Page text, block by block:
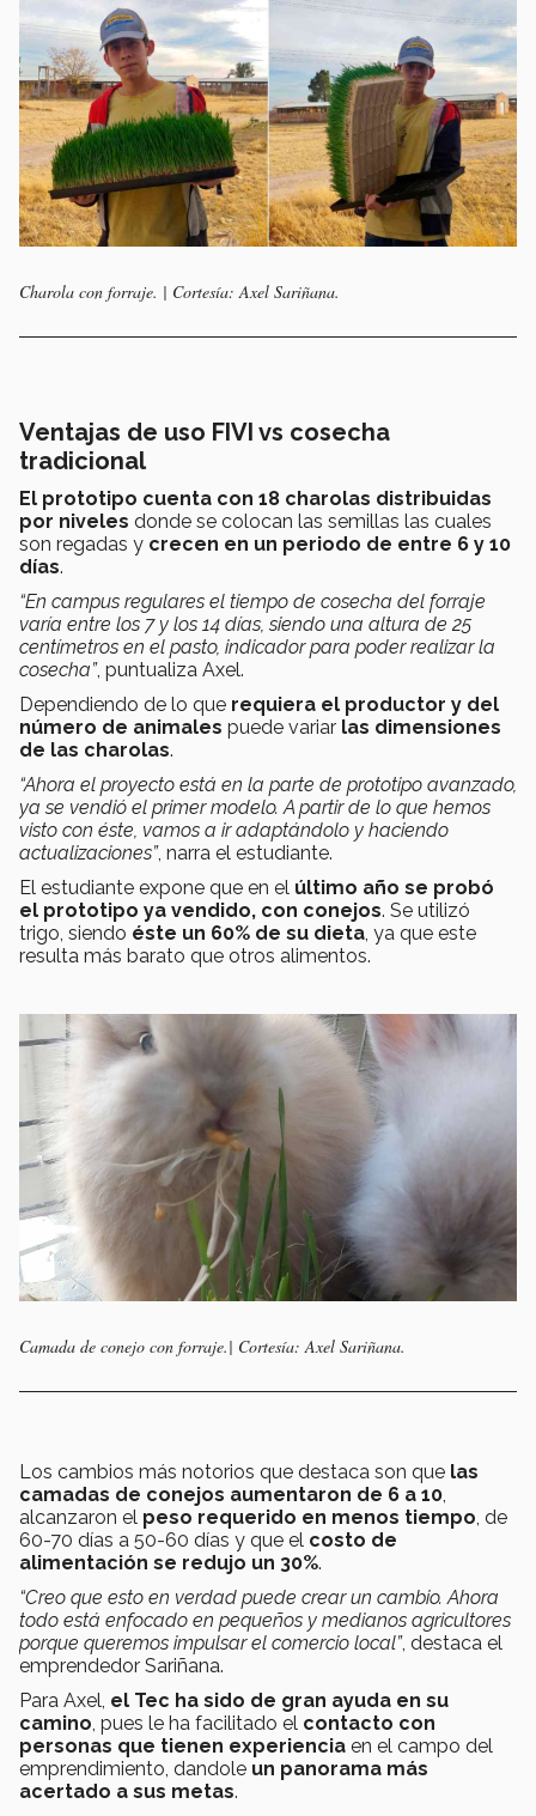
Charola con forraje. | Cortesía: Axel Sariñana.
Ventajas de uso FIVI vs cosecha
tradicional
El prototipo cuenta con 18 charolas distribuidas
por niveles donde se colocan las semillas las cuales
son regadas y crecen en un periodo de entre 6 y 10
días.
“En campus regulares el tiempo de cosecha del forraje
varía entre los 7 y los 14 días, siendo una altura de 25
centímetros en el pasto, indicador para poder realizar la
cosecha”, puntualiza Axel.
Dependiendo de lo que requiera el productor y del
número de animales puede variar las dimensiones
de las charolas.
“Ahora el proyecto está en la parte de prototipo avanzado,
ya se vendió el primer modelo. A partir de lo que hemos
visto con éste, vamos a ir adaptándolo y haciendo
actualizaciones”, narra el estudiante.
El estudiante expone que en el último año se probó
el prototipo ya vendido, con conejos. Se utilizó
trigo, siendo éste un 60% de su dieta , ya que este
resulta más barato que otros alimentos.
Camada de conejo con forraje.| Cortesía: Axel Sariñana.
Los cambios más notorios que destaca son que las
camadas de conejos aumentaron de 6 a 10
alcanzaron el peso requerido en menos tiempo , de
60-70 días a 50-60 días y que el costo de
alimentación se redujo un 30%.
“Creo que esto en verdad puede crear un cambio. Ahora
todo está enfocado en pequeños y medianos agricultores
porque queremos impulsar el comercio local”, destaca el
emprendedor Sariñana.
Para Axel, el Tec ha sido de gran ayuda en su
camino , pues le ha facilitado el contacto con
personas que tienen experiencia en el campo del
emprendimiento, dandole un panorama más
acertado a sus metas.